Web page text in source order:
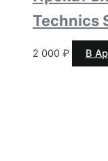
Technics
2 000 ₽ В